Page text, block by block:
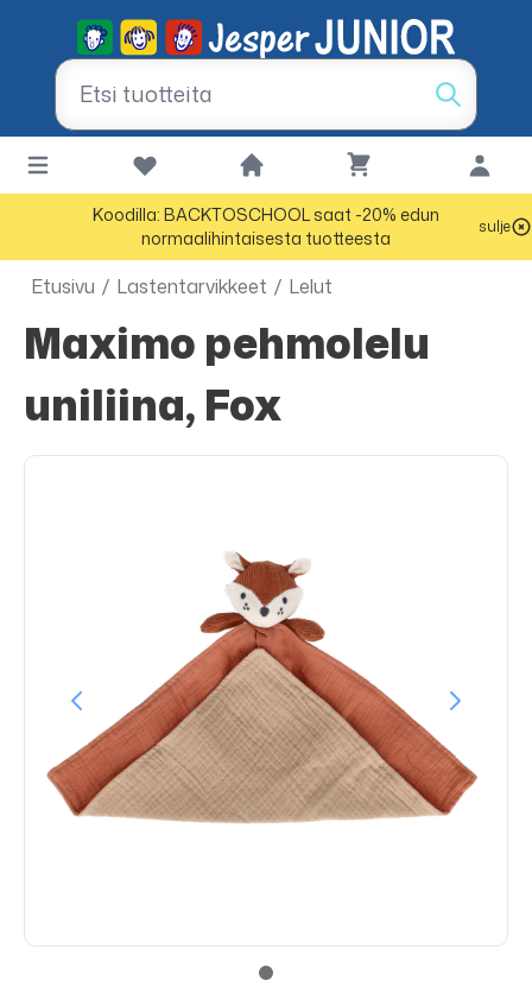
Koodilla: BACKTOSCHOOL saat -20% edun
normaalihintaisesta tuotteesta
sulje
Etusivu / Lastentarvikkeet / Lelut
Maximo pehmolelu
uniliina, Fox